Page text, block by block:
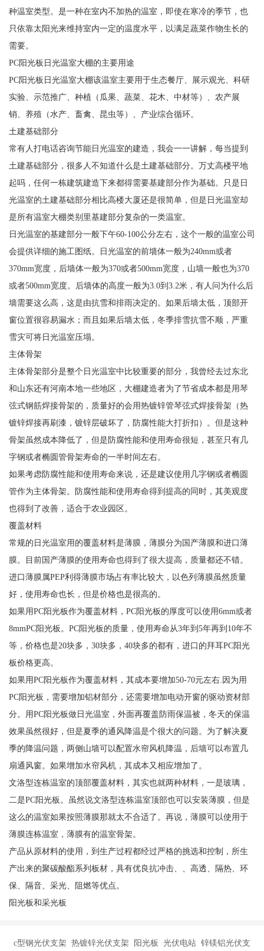
种温室类型。是一种在室内不加热的温室，即使在寒冷的季节，也
只依靠太阳光来维持室内一定的温度水平，以满足蔬菜作物生长的
需要。
PC阳光板日光温室大棚的主要用途
PC阳光板日光温室大棚该温室主要用于生态餐厅、展示观光、科研
实验、示范推广、种植（瓜果、蔬菜、花木、中材等）、农产展
销、养殖（水产、畜禽、昆虫等）、产业综合循环。
土建基础部分
常有人打电话咨询节能日光温室的建造，我会一一讲解，每当提到
土建基础部分，很多人不知道什么是土建基础部分。万丈高楼平地
起吗，任何一栋建筑建造下来都得需要基建部分作为基础。只是日
光温室的土建基础部分相比高楼大厦还是很简单，但是日光温室却
是所有温室大棚类别里基建部分复杂的一类温室。
日光温室的基建部分一般下午60-100公分左右，这个一般的温室公司
会提供详细的施工图纸。日光温室的前墙体一般为240mm或者
370mm宽度，后墙体一般为370或者500mm宽度，山墙一般也为370
或者500mm宽度。后墙体的高度一般为3.0到3.2米，有人问为什么后
墙需要这么高，这是由抗雪和排雨决定的。如果后墙太低，顶部开
窗位置很容易漏水；而且如果后墙太低，冬季排雪抗雪不顺，严重
雪灾可将日光温室压塌。
主体骨架
主体骨架部分是整个日光温室中比较重要的部分，我曾经去过东北
和山东还有河南本地一些地区，大棚建造者为了节省成本都是用琴
弦式钢筋焊接骨架的，质量好的会用热镀锌管琴弦式焊接骨架（热
镀锌焊接再刷漆，镀锌层破坏了，防腐性能大打折扣）。但是这种
骨架虽然成本降低了，但是防腐性能和使用寿命很短，甚至只有几
字钢或者椭圆管骨架寿命的一半时间左右。
如果考虑防腐性能和使用寿命来说，还是建议使用几字钢或者椭圆
管作为主体骨架。防腐性能和使用寿命得到提高的同时，其美观度
也得到了改善，适合于农业园区。
覆盖材料
常规的日光温室用的覆盖材料是薄膜，薄膜分为国产薄膜和进口薄
膜。目前国产薄膜的使用寿命也得到了很大提高，质量都还不错。
进口薄膜属PEP利得薄膜市场占有率比较大，以色列薄膜虽然质量
好，使用寿命也长，但是价格也是很高的。
如果用PC阳光板作为覆盖材料，PC阳光板的厚度可以使用6mm或者
8mmPC阳光板。PC阳光板的质量，使用寿命从3年到5年再到10年不
等，价格也是20块多，30块多，40块多的都有，进口的拜耳PC阳光
板价格更高。
如果用PC阳光板作为覆盖材料，其成本要增加50-70元左右.因为用
PC阳光板，需要增加铝材部分，还需要增加电动开窗的驱动资材部
分。用PC阳光板做日光温室，外面再覆盖防雨保温被，冬天的保温
效果虽然很好，但是夏季的通风降温是个很大的问题。为了解决夏
季的降温问题，两侧山墙可以配置水帘风机降温，后墙可以布置几
扇通风窗。如果增加水帘风机，其成本又相应增加了。
文洛型连栋温室的顶部覆盖材料，其实也就两种材料，一是玻璃，
二是PC阳光板。虽然说文洛型连栋温室顶部也可以安装薄膜，但是
这么的温室如果按照薄膜那就太不合适了。再说，薄膜可以使用于
薄膜连栋温室，薄膜有的温室骨架。
产品从原材料的使用，到生产过程都经过严格的挑选和控制，所生
产出来的聚碳酸酯系列板材，具有优良抗冲击、、高透、隔热、环
保、隔音、采光、阻燃等优点。
阳光板和采光板
c型钢光伏支架 热镀锌光伏支架 阳光板 光伏电站 锌镁铝光伏支